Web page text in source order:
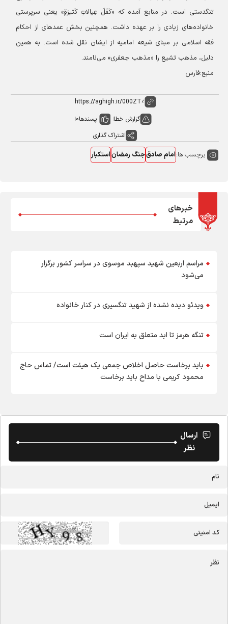
تنگدستی است. در منابع آمده که «کَفَلَ عِیالاتِ کَثیرَةٍ» یعنی سرپرستی
خانواده‌های زیادی را بر عهده داشت. همچنین بخش عمدهای از احکام
فقه اسلامی بر مبنای شیعه امامیه از ایشان نقل شده است. به همین
دلیل، مذهب تشیع را «مذهب جعفری» می‌نامند.
منبع:فارس
گزارش خطا پسندها0
اشتراک گذاری
برچسب ها:امام صادقجنگ رمضاناستکبار
خبرهای
مرتبط
مراسم اربعین شهید سپهبد موسوی در سراسر کشور برگزار
می‌شود
ویدئو دیده نشده از شهید تنگسیری در کنار خانواده
تنگه هرمز تا ابد متعلق به ایران است
باید برخاست حاصل اخلاص جمعی یک هیئت است/ تماس حاج
محمود کریمی با مداح باید برخاست
ارسال
نظر